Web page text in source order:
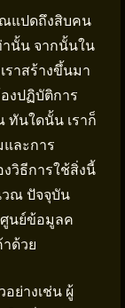
ณแปดถึงสิบคน
นั้น จากนั้นใน
ราสร้างขึ้นมา
งปฏิบัติการ
ทันใดนั้น เราก็
ละการ
วิธีการใช้สิ่งนี้
วณ ปัจจุบัน
ศูนย์ข้อมูลค
ด้วย
อย่างเช่น ผู้